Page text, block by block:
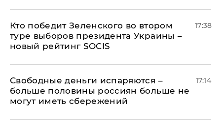
Кто победит Зеленского во втором
туре выборов президента Украины –
новый рейтинг SOCIS
17:38
Свободные деньги испаряются –
больше половины россиян больше не
могут иметь сбережений
17:14